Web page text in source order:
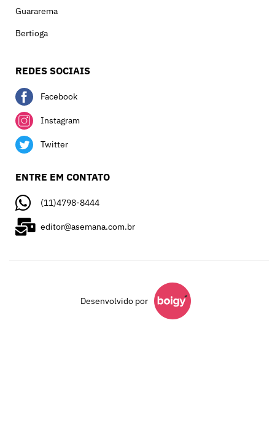
Guararema
Bertioga
REDES SOCIAIS
Facebook
Instagram
Twitter
ENTRE EM CONTATO
(11)4798-8444
editor@asemana.com.br
Desenvolvido por